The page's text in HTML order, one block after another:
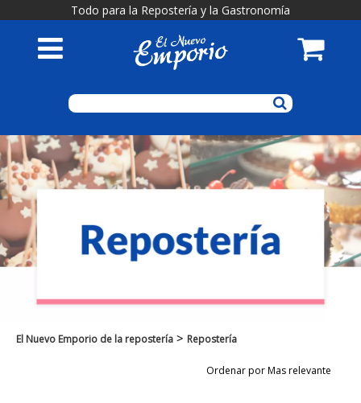
Todo para la Repostería y la Gastronomía
El Nuevo Emporio de la repostería > Repostería
Ordenar por Mas relevante